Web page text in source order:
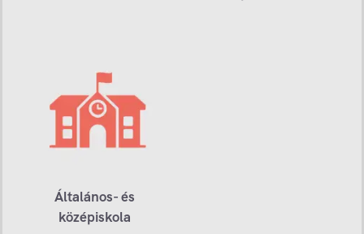
Általános- és
középiskola